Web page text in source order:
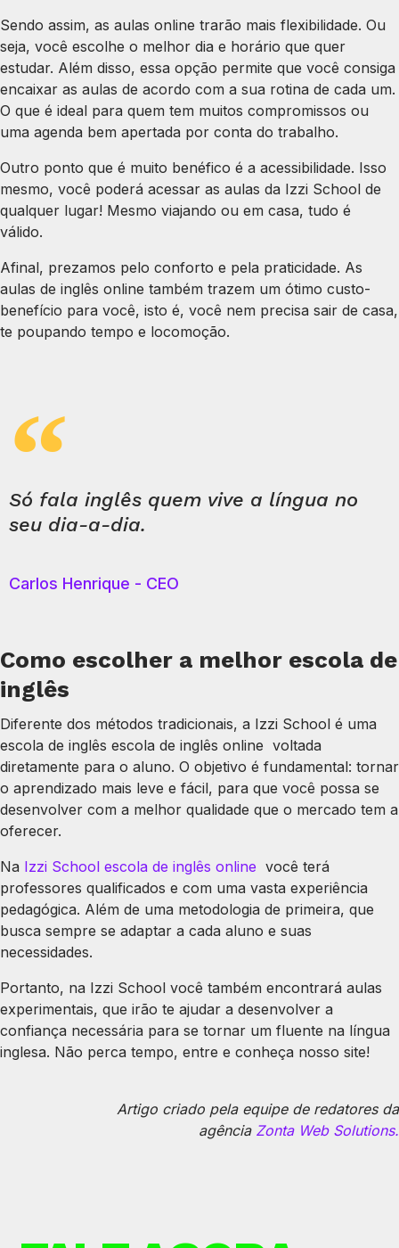
Sendo assim, as aulas online trarão mais flexibilidade. Ou
seja, você escolhe o melhor dia e horário que quer
estudar. Além disso, essa opção permite que você consiga
encaixar as aulas de acordo com a sua rotina de cada um.
O que é ideal para quem tem muitos compromissos ou
uma agenda bem apertada por conta do trabalho.
Outro ponto que é muito benéfico é a acessibilidade. Isso
mesmo, você poderá acessar as aulas da Izzi School de
qualquer lugar! Mesmo viajando ou em casa, tudo é
válido.
Afinal, prezamos pelo conforto e pela praticidade. As
aulas de inglês online também trazem um ótimo custo-
benefício para você, isto é, você nem precisa sair de casa,
te poupando tempo e locomoção.
Só fala inglês quem vive a língua no
seu dia-a-dia.
Carlos Henrique - CEO
Como escolher a melhor escola de
inglês
Diferente dos métodos tradicionais, a Izzi School é uma
escola de inglês escola de inglês online voltada
diretamente para o aluno. O objetivo é fundamental: tornar
o aprendizado mais leve e fácil, para que você possa se
desenvolver com a melhor qualidade que o mercado tem a
oferecer.
Na Izzi School escola de inglês online você terá
professores qualificados e com uma vasta experiência
pedagógica. Além de uma metodologia de primeira, que
busca sempre se adaptar a cada aluno e suas
necessidades.
Portanto, na Izzi School você também encontrará aulas
experimentais, que irão te ajudar a desenvolver a
confiança necessária para se tornar um fluente na língua
inglesa. Não perca tempo, entre e conheça nosso site!
Artigo criado pela equipe de redatores da
agência Zonta Web Solutions.